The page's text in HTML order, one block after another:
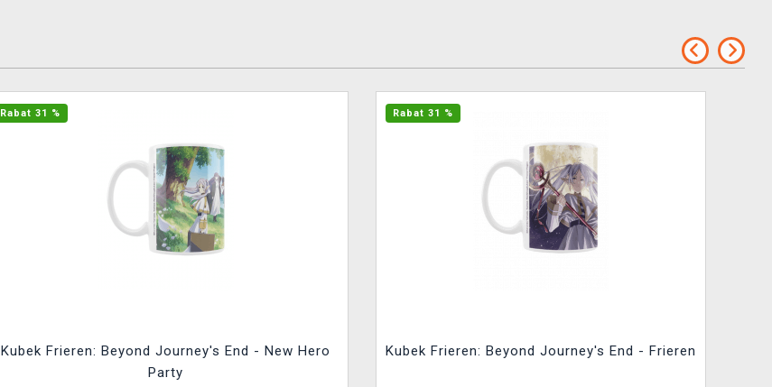
Rabat 31 %
Kubek Frieren: Beyond Journey's End - New Hero
Party
Rabat 31 %
Kubek Frieren: Beyond Journey's End - Frieren